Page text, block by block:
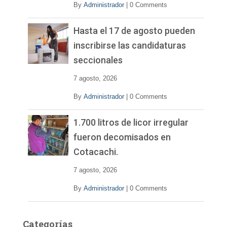
By Administrador 0 Comments
Hasta el 17 de agosto pueden
inscribirse las candidaturas
seccionales
7 agosto, 2026
By Administrador 0 Comments
1.700 litros de licor irregular
fueron decomisados en
Cotacachi.
7 agosto, 2026
By Administrador 0 Comments
Categorías